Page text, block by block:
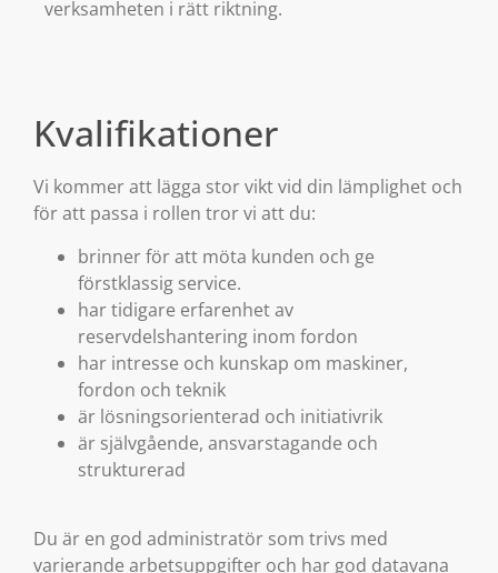
verksamheten i rätt riktning.
Kvalifikationer
Vi kommer att lägga stor vikt vid din lämplighet och
för att passa i rollen tror vi att du:
brinner för att möta kunden och ge
förstklassig service.
har tidigare erfarenhet av
reservdelshantering inom fordon
har intresse och kunskap om maskiner,
fordon och teknik
är lösningsorienterad och initiativrik
är självgående, ansvarstagande och
strukturerad
Du är en god administratör som trivs med
varierande arbetsuppgifter och har god datavana